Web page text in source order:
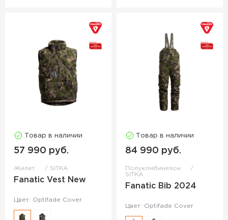
Товар в наличии
57 990 руб.
Жилет SITKA
Fanatic Vest New
Цвет: Optifade Cover
Товар в наличии
84 990 руб.
Полукомбинезон
SITKA
Fanatic Bib 2024
Цвет: Optifade Cover